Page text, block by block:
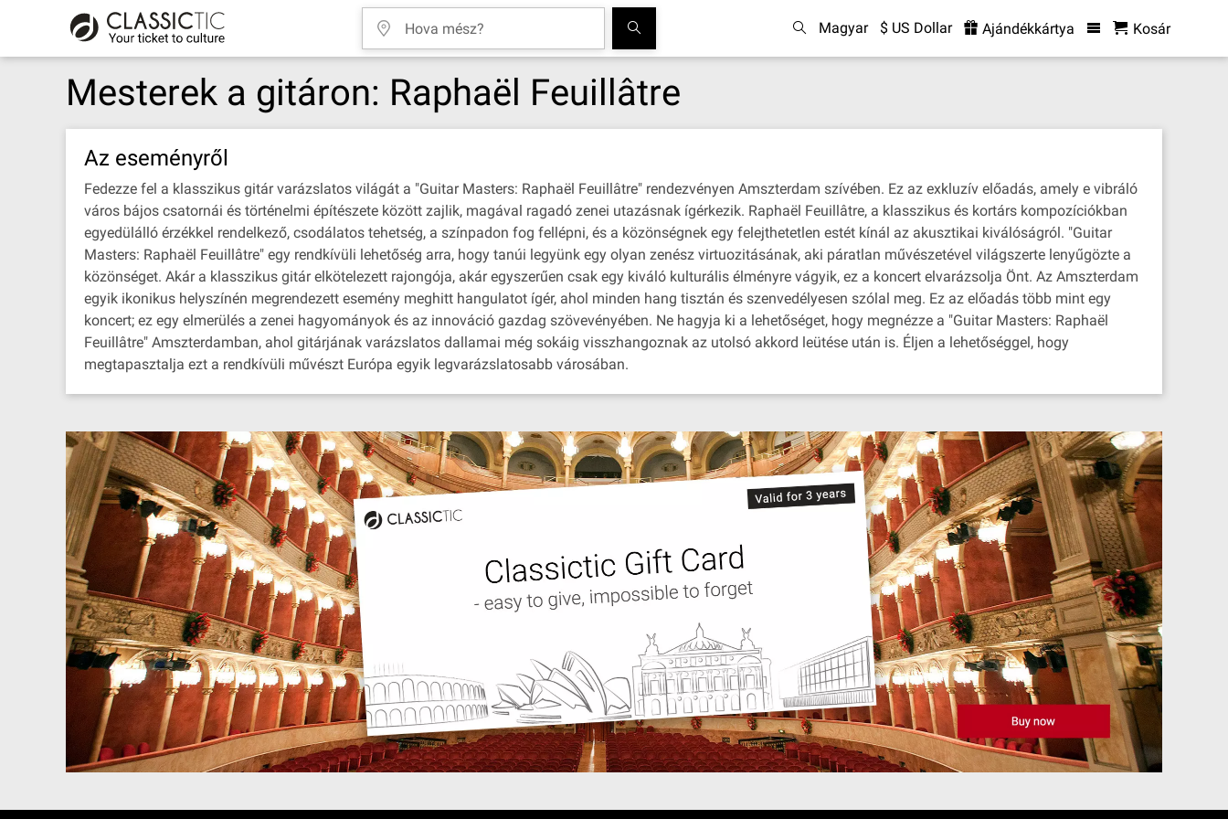
Magyar $ US Dollar Ajándékkártya Kosár
Mesterek a gitáron: Raphaël Feuillâtre
Az eseményről
Fedezze fel a klasszikus gitár varázslatos világát a "Guitar Masters: Raphaël Feuillâtre" rendezvényen Amszterdam szívében. Ez az exkluzív előadás, amely e vibráló
város bájos csatornái és történelmi építészete között zajlik, magával ragadó zenei utazásnak ígérkezik. Raphaël Feuillâtre, a klasszikus és kortárs kompozíciókban
egyedülálló érzékkel rendelkező, csodálatos tehetség, a színpadon fog fellépni, és a közönségnek egy felejthetetlen estét kínál az akusztikai kiválóságról. "Guitar
Masters: Raphaël Feuillâtre" egy rendkívüli lehetőség arra, hogy tanúi legyünk egy olyan zenész virtuozitásának, aki páratlan művészetével világszerte lenyűgözte a
közönséget. Akár a klasszikus gitár elkötelezett rajongója, akár egyszerűen csak egy kiváló kulturális élményre vágyik, ez a koncert elvarázsolja Önt. Az Amszterdam
egyik ikonikus helyszínén megrendezett esemény meghitt hangulatot ígér, ahol minden hang tisztán és szenvedélyesen szólal meg. Ez az előadás több mint egy
koncert; ez egy elmerülés a zenei hagyományok és az innováció gazdag szövevényében. Ne hagyja ki a lehetőséget, hogy megnézze a "Guitar Masters: Raphaël
Feuillâtre" Amszterdamban, ahol gitárjának varázslatos dallamai még sokáig visszhangoznak az utolsó akkord leütése után is. Éljen a lehetőséggel, hogy
megtapasztalja ezt a rendkívüli művészt Európa egyik legvarázslatosabb városában.